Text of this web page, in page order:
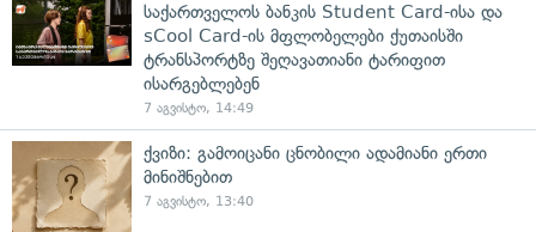
საქართველოს ბანკის Student Card-ისა და
sCool Card-ის მფლობელები ქუთაისში
ტრანსპორტზე შეღავათიანი ტარიფით
ისარგებლებენ
7 აგვისტო, 14:49
ქვიზი: გამოიცანი ცნობილი ადამიანი ერთი
მინიშნებით
7 აგვისტო, 13:40